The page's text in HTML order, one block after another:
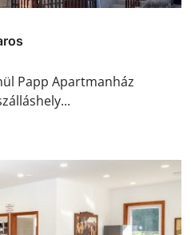
Papp Apartmanház